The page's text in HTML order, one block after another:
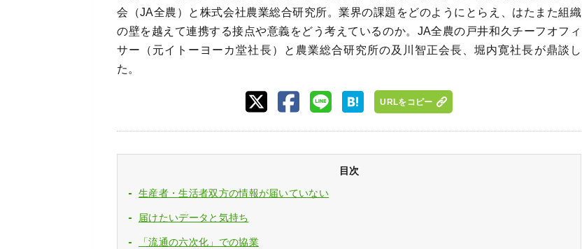
会（JA全農）と株式会社農業総合研究所。業界の課題をどのようにとらえ、はたまた組織
の壁を越えて連携する接点や意義をどう考えているのか。JA全農の戸井和久チーフオフィ
サー（元イトーヨーカ堂社長）と農業総合研究所の及川智正会長、堀内寛社長が鼎談し
た。
URLをコピー
目次
生産者・生活者双方の情報が届いていない
届けたいデータと気持ち
「流通の六次化」での協業